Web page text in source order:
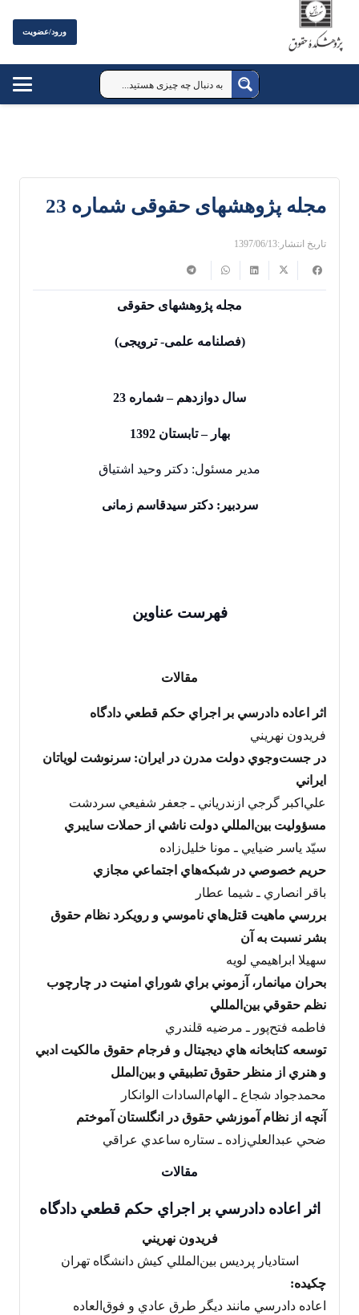
ورود/عضویت
مجله پژوهشهای حقوقی شماره 23
تاریخ انتشار:1397/06/13
مجله پژوهشهای حقوقی
(فصلنامه علمی- ترویجی)
سال دوازدهم – شماره 23
بهار – تابستان 1392
مدیر مسئول: دکتر وحید اشتیاق
سردبیر: دکتر سیدقاسم زمانی
فهرست‌ عناوين‌
مقالات
اثر اعاده دادرسي بر اجراي حکم قطعي دادگاه
فريدون نهريني
در جست‌وجوي دولت مدرن در ايران: سرنوشت لوياتان
ايراني
علي‌اکبر گرجي ازندرياني ـ جعفر شفيعي سردشت
مسؤوليت بين‌المللي دولت ناشي از حملات سايبري
سيّد ياسر ضيايي ـ مونا خليل‌زاده
حريم خصوصي در شبکه‌هاي اجتماعي مجازي
باقر انصاري ـ شيما عطار
بررسي ماهيت قتل‌هاي ناموسي و رويکرد نظام حقوق
بشر نسبت به آن
سهيلا ابراهيمي لويه
بحران ميانمار، آزموني براي شوراي امنيت در چارچوب
نظم حقوقي بين‌المللي
فاطمه فتح‌پور ـ مرضيه قلندري
توسعه کتابخانه‏ هاي ديجيتال و فرجام حقوق مالکيت ادبي
و هنري از منظر حقوق تطبيقي و بين‌الملل
محمدجواد شجاع ـ الهام‌السادات الوانکار
آنچه از نظام آموزشي حقوق در انگلستان آموختم
ضحي عبدالعلي‌زاده ـ ستاره ساعدي عراقي
مقالات
اثر اعاده دادرسي بر اجراي حکم قطعي دادگاه
فريدون نهريني
استاديار پرديس بين‌المللي کيش دانشگاه تهران
چکيده:
اعاده دادرسي مانند ديگر طرق عادي و فوق‌العاده